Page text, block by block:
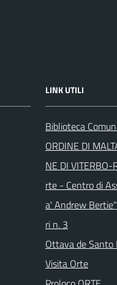
LINK UTILI
Biblioteca
ORDINE DI
NE DI VITERBO-
rte - Centro di
a' Andrew
ri n. 3
Ottava de Santo
Visita Orte